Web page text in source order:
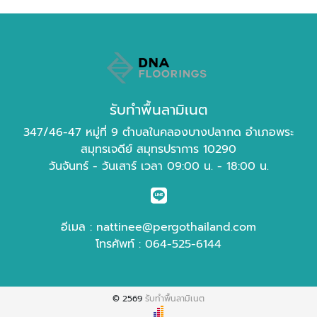
รับทำพื้นลามิเนต
347/46-47 หมู่ที่ 9 ตำบลในคลองบางปลากด อำเภอพระ
สมุทรเจดีย์ สมุทรปราการ 10290
วันจันทร์ - วันเสาร์ เวลา 09:00 น. - 18:00 น.
อีเมล : nattinee@pergothailand.com
โทรศัพท์ : 064-525-6144
© 2569 รับทำพื้นลามิเนต